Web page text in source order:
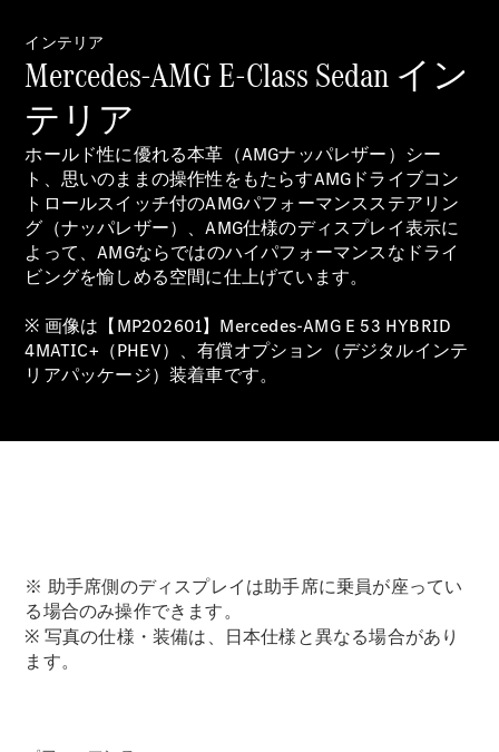
All
Stationwagon
CLA
Shooting
Brake
New電気
CLA
Shooting
Brake
C-Class
Stationwagon
試乗リクエ
スト
オンライン
インテリア
Mercedes-AMG E-Class Sedan イン
テリア
ホールド性に優れる本革（AMGナッパレザー）シー
ト、思いのままの操作性をもたらすAMGドライブコン
トロールスイッチ付のAMGパフォーマンスステアリン
グ（ナッパレザー）、AMG仕様のディスプレイ表示に
よって、AMGならではのハイパフォーマンスなドライ
ビングを愉しめる空間に仕上げています。
※ 画像は【MP202601】Mercedes-AMG E 53 HYBRID
4MATIC+（PHEV）、有償オプション（デジタルインテ
リアパッケージ）装着車です。
※ 助手席側のディスプレイは助手席に乗員が座ってい
る場合のみ操作できます。
※ 写真の仕様・装備は、日本仕様と異なる場合があり
ます。